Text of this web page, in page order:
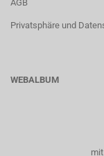
AGB
Privatsphäre und
WEBALBUM